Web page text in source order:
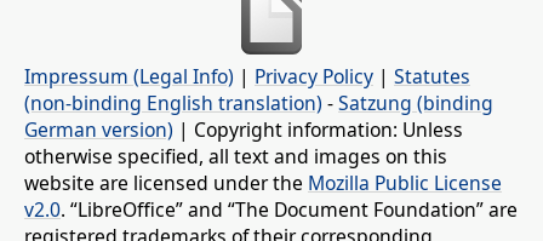
Impressum (Legal Info) | Privacy Policy | Statutes
(non-binding English translation) -Satzung (binding
German version) | Copyright information: Unless
otherwise specified, all text and images on this
website are licensed under the Mozilla Public License
v2.0. “LibreOffice” and “The Document Foundation” are